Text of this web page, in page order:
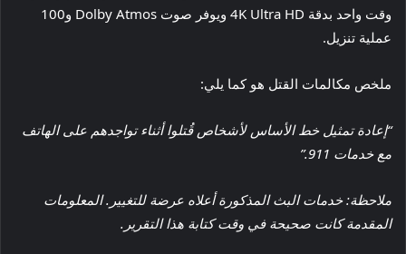
وقت واحد بدقة 4K Ultra HD ويوفر صوت Dolby Atmos و100
عملية تنزيل.
ملخص مكالمات القتل هو كما يلي:
“إعادة تمثيل خط الأساس لأشخاص قُتلوا أثناء تواجدهم على الهاتف
مع خدمات 911.”
ملاحظة: خدمات البث المذكورة أعلاه عرضة للتغيير. المعلومات
المقدمة كانت صحيحة في وقت كتابة هذا التقرير.